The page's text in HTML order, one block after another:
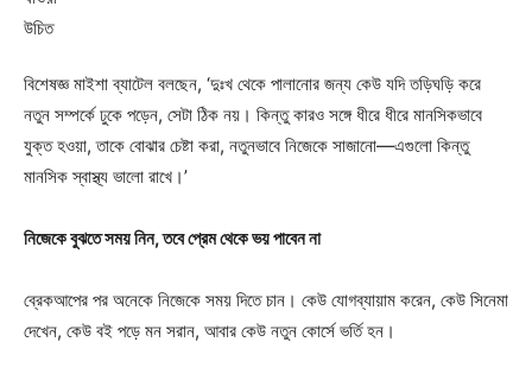
বিশেষজ্ঞ মাইশা ব্যাটেল বলছেন, ‘দুঃখ থেকে পালানোর জন্য কেউ যদি তড়িঘড়ি করে
নতুন সম্পর্কে ঢুকে পড়েন, সেটা ঠিক নয়। কিন্তু কারও সঙ্গে ধীরে ধীরে মানসিকভাবে
যুক্ত হওয়া, তাকে বোঝার চেষ্টা করা, নতুনভাবে নিজেকে সাজানো—এগুলো কিন্তু
মানসিক স্বাস্থ্য ভালো রাখে।’
নিজেকে বুঝতে সময় নিন, তবে প্রেম থেকে ভয় পাবেন না
ব্রেকআপের পর অনেকে নিজেকে সময় দিতে চান। কেউ যোগব্যায়াম করেন, কেউ সিনেমা
দেখেন, কেউ বই পড়ে মন সরান, আবার কেউ নতুন কোর্সে ভর্তি হন।